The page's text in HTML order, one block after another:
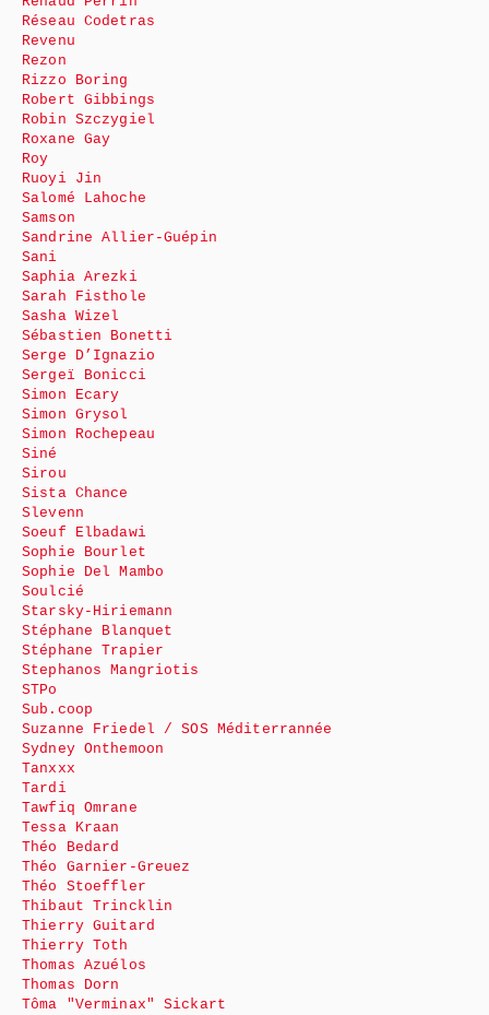
Réseau Codetras
Revenu
Rezon
Rizzo Boring
Robert Gibbings
Robin Szczygiel
Roxane Gay
Roy
Ruoyi Jin
Salomé Lahoche
Samson
Sandrine Allier-Guépin
Sani
Saphia Arezki
Sarah Fisthole
Sasha Wizel
Sébastien Bonetti
Serge D’Ignazio
Sergeï Bonicci
Simon Ecary
Simon Grysol
Simon Rochepeau
Siné
Sirou
Sista Chance
Slevenn
Soeuf Elbadawi
Sophie Bourlet
Sophie Del Mambo
Soulcié
Starsky-Hiriemann
Stéphane Blanquet
Stéphane Trapier
Stephanos Mangriotis
STPo
Sub.coop
Suzanne Friedel / SOS Méditerrannée
Sydney Onthemoon
Tanxxx
Tardi
Tawfiq Omrane
Tessa Kraan
Théo Bedard
Théo Garnier-Greuez
Théo Stoeffler
Thibaut Trincklin
Thierry Guitard
Thierry Toth
Thomas Azuélos
Thomas Dorn
Tôma "Verminax" Sickart